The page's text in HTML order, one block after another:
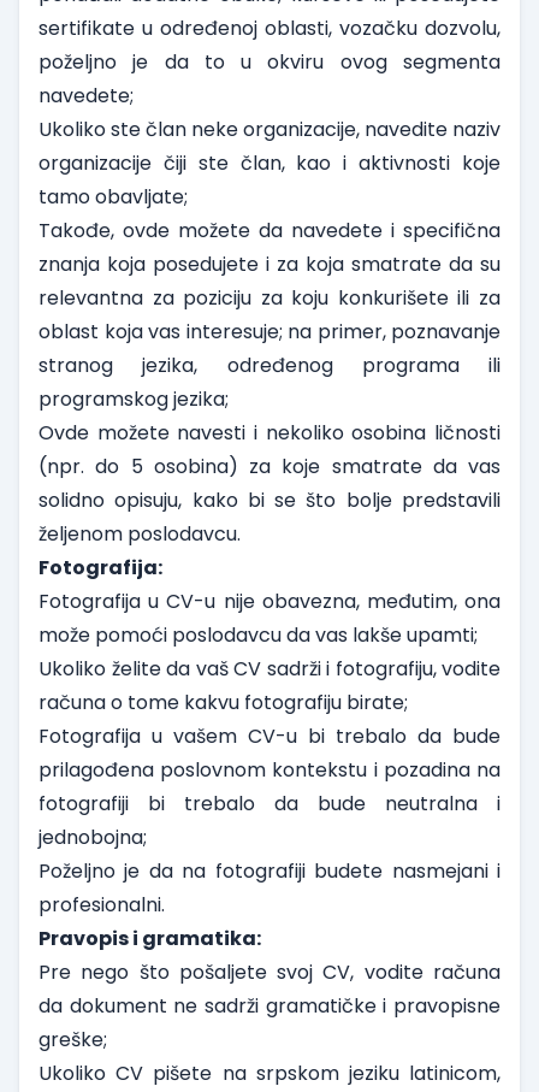
sertifikate u određenoj oblasti, vozačku dozvolu,
poželjno je da to u okviru ovog segmenta
navedete;
Ukoliko ste član neke organizacije, navedite naziv
organizacije čiji ste član, kao i aktivnosti koje
tamo obavljate;
Takođe, ovde možete da navedete i specifična
znanja koja posedujete i za koja smatrate da su
relevantna za poziciju za koju konkurišete ili za
oblast koja vas interesuje; na primer, poznavanje
stranog jezika, određenog programa ili
programskog jezika;
Ovde možete navesti i nekoliko osobina ličnosti
(npr. do 5 osobina) za koje smatrate da vas
solidno opisuju, kako bi se što bolje predstavili
željenom poslodavcu.
Fotografija:
Fotografija u CV-u nije obavezna, međutim, ona
može pomoći poslodavcu da vas lakše upamti;
Ukoliko želite da vaš CV sadrži i fotografiju, vodite
računa o tome kakvu fotografiju birate;
Fotografija u vašem CV-u bi trebalo da bude
prilagođena poslovnom kontekstu i pozadina na
fotografiji bi trebalo da bude neutralna i
jednobojna;
Poželjno je da na fotografiji budete nasmejani i
profesionalni.
Pravopis i gramatika:
Pre nego što pošaljete svoj CV, vodite računa
da dokument ne sadrži gramatičke i pravopisne
greške;
Ukoliko CV pišete na srpskom jeziku latinicom,